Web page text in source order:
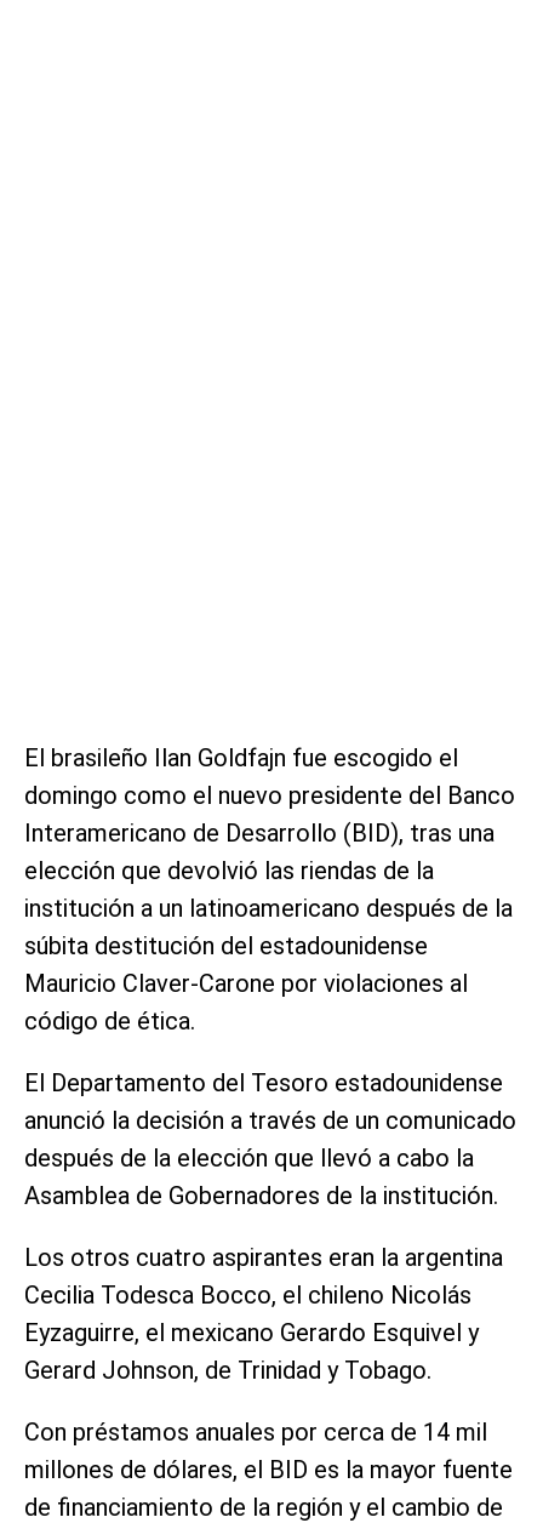
El brasileño Ilan Goldfajn fue escogido el
domingo como el nuevo presidente del Banco
Interamericano de Desarrollo (BID), tras una
elección que devolvió las riendas de la
institución a un latinoamericano después de la
súbita destitución del estadounidense
Mauricio Claver-Carone por violaciones al
código de ética.
El Departamento del Tesoro estadounidense
anunció la decisión a través de un comunicado
después de la elección que llevó a cabo la
Asamblea de Gobernadores de la institución.
Los otros cuatro aspirantes eran la argentina
Cecilia Todesca Bocco, el chileno Nicolás
Eyzaguirre, el mexicano Gerardo Esquivel y
Gerard Johnson, de Trinidad y Tobago.
Con préstamos anuales por cerca de 14 mil
millones de dólares, el BID es la mayor fuente
de financiamiento de la región y el cambio de